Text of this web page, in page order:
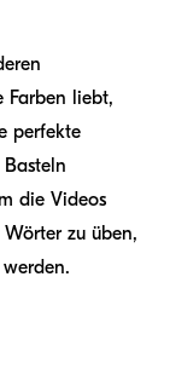
Farben liebt,
perfekte
die Videos
Wörter zu üben,